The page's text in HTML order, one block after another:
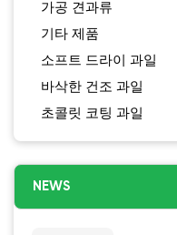
가공 견과류
기타 제품
소프트 드라이 과일
바삭한 건조 과일
초콜릿 코팅 과일
NEWS